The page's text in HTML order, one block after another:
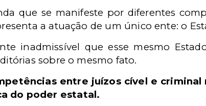
que se manifeste por diferentes
a atuação de um único ente: o
inadmissível que esse mesmo
sobre o mesmo fato.
entre juízos cível e
do poder estatal.